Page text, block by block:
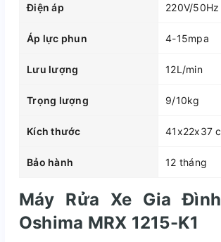
Điện áp 220V/50Hz
Áp lực phun 4-15mpa
Lưu lượng 12L/min
Trọng lượng 9/10kg
Kích thước 41x22x37
Bảo hành 12 tháng
Máy Rửa Xe Gia
Oshima MRX 1215-K1